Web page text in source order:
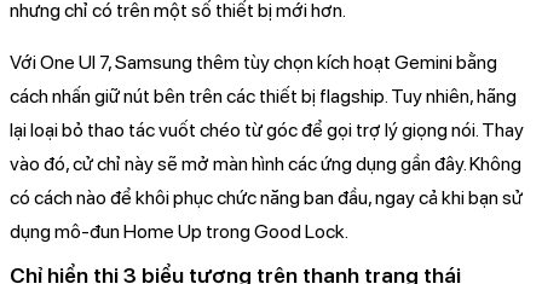
nhưng chỉ có trên một số thiết bị mới hơn.
Với One UI 7, Samsung thêm tùy chọn kích hoạt Gemini bằng
cách nhấn giữ nút bên trên các thiết bị flagship. Tuy nhiên, hãng
lại loại bỏ thao tác vuốt chéo từ góc để gọi trợ lý giọng nói. Thay
vào đó, cử chỉ này sẽ mở màn hình các ứng dụng gần đây. Không
có cách nào để khôi phục chức năng ban đầu, ngay cả khi bạn sử
dụng mô-đun Home Up trong Good Lock.
Chỉ hiển thị 3 biểu tượng trên thanh trạng thái